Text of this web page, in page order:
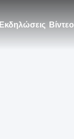
Εκδηλώσεις Βίντεο